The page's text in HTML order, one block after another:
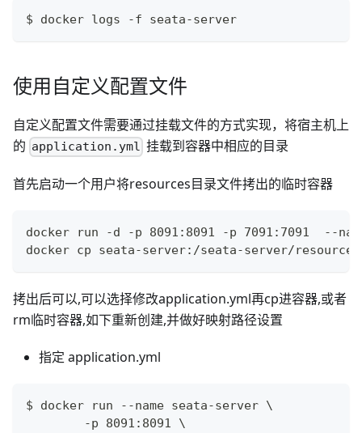
$ docker logs -f seata-server
使用自定义配置文件
自定义配置文件需要通过挂载文件的方式实现，将宿主机上
的 application.yml 挂载到容器中相应的目录
首先启动一个用户将resources目录文件拷出的临时容器
docker run -d -p 8091:8091 -p 7091:7091  --
docker cp seata-server:/seata-server/
拷出后可以,可以选择修改application.yml再cp进容器,或者
rm临时容器,如下重新创建,并做好映射路径设置
指定 application.yml
$ docker run --name seata-server \
        -p 8091:8091 \